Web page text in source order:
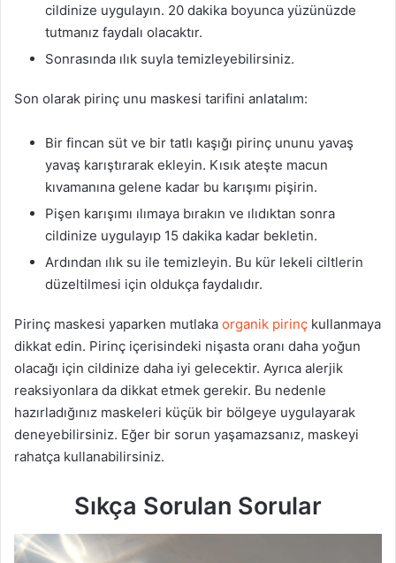
cildinize uygulayın. 20 dakika boyunca yüzünüzde
tutmanız faydalı olacaktır.
Sonrasında ılık suyla temizleyebilirsiniz.
Son olarak pirinç unu maskesi tarifini anlatalım:
Bir fincan süt ve bir tatlı kaşığı pirinç ununu yavaş
yavaş karıştırarak ekleyin. Kısık ateşte macun
kıvamanına gelene kadar bu karışımı pişirin.
Pişen karışımı ılımaya bırakın ve ılıdıktan sonra
cildinize uygulayıp 15 dakika kadar bekletin.
Ardından ılık su ile temizleyin. Bu kür lekeli ciltlerin
düzeltilmesi için oldukça faydalıdır.
Pirinç maskesi yaparken mutlaka organik pirinç kullanmaya
dikkat edin. Pirinç içerisindeki nişasta oranı daha yoğun
olacağı için cildinize daha iyi gelecektir. Ayrıca alerjik
reaksiyonlara da dikkat etmek gerekir. Bu nedenle
hazırladığınız maskeleri küçük bir bölgeye uygulayarak
deneyebilirsiniz. Eğer bir sorun yaşamazsanız, maskeyi
rahatça kullanabilirsiniz.
Sıkça Sorulan Sorular